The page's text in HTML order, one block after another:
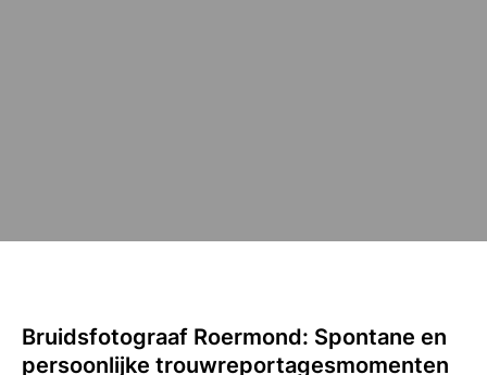
Bruidsfotograaf Roermond: Spontane en
persoonlijke trouwreportagesmomenten